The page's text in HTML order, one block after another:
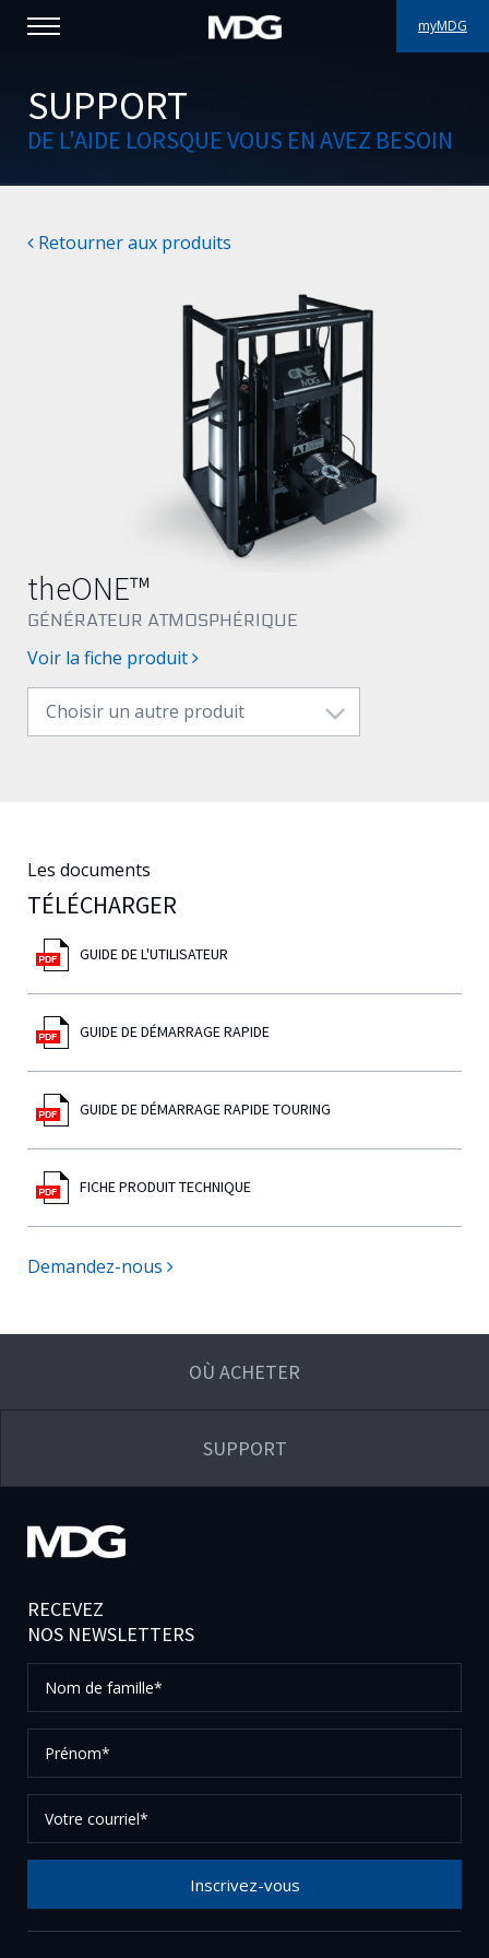
myMDG
SUPPORT
PORTFOLIO
À PROPOS
SUPPORT
DE L'AIDE LORSQUE VOUS EN AVEZ BESOIN
Retourner aux produits
theONE™
GÉNÉRATEUR ATMOSPHÉRIQUE
Voir la fiche produit
Choisir un autre produit
Les documents
TÉLÉCHARGER
GUIDE DE L'UTILISATEUR
GUIDE DE DÉMARRAGE RAPIDE
GUIDE DE DÉMARRAGE RAPIDE TOURING
FICHE PRODUIT TECHNIQUE
Demandez-nous
OÙ ACHETER
SUPPORT
RECEVEZ
NOS NEWSLETTERS
de
famille*
courriel*
Inscrivez-vous